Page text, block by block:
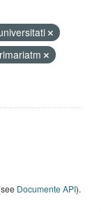
Documente API).